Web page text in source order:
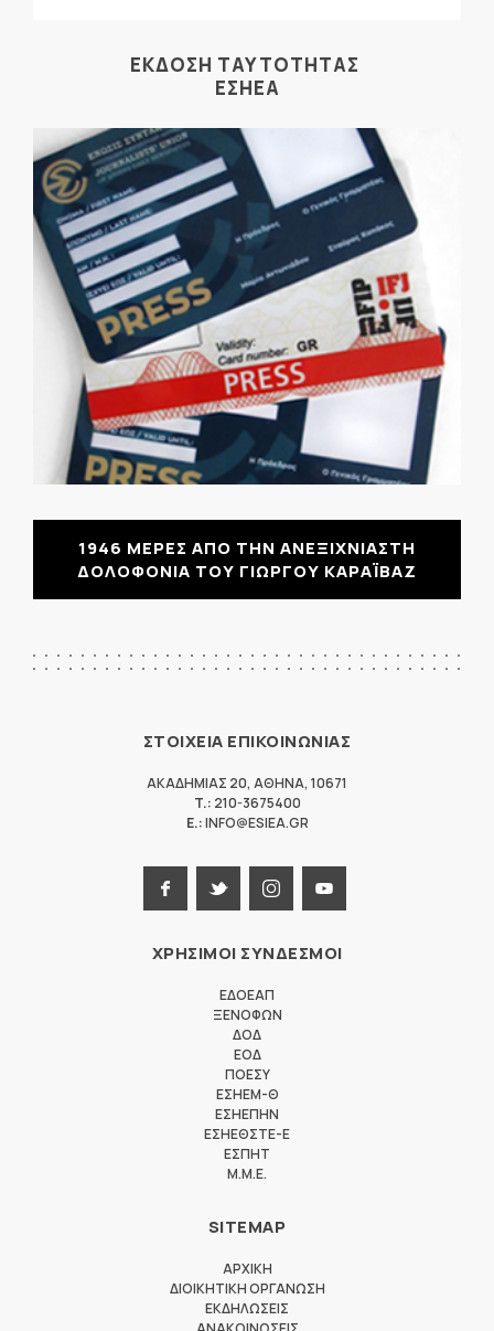
ΕΚΔΟΣΗ ΤΑΥΤΟΤΗΤΑΣ
ΕΣΗΕΑ
1946 ΜΕΡΕΣ ΑΠΟ ΤΗΝ ΑΝΕΞΙΧΝΙΑΣΤΗ
ΔΟΛΟΦΟΝΙΑ ΤΟΥ ΓΙΩΡΓΟΥ ΚΑΡΑΪΒΑΖ
ΣΤΟΙΧΕΙΑ ΕΠΙΚΟΙΝΩΝΙΑΣ
ΑΚΑΔΗΜΙΑΣ 20, ΑΘΗΝΑ, 10671
T.: 210-3675400
E.:INFO@ESIEA.GR
ΧΡΗΣΙΜΟΙ ΣΥΝΔΕΣΜΟΙ
ΕΔΟΕΑΠ
ΞΕΝΟΦΩΝ
ΔΟΔ
ΕΟΔ
ΠΟΕΣΥ
ΕΣΗΕΜ-Θ
ΕΣΗΕΠΗΝ
ΕΣΗΕΘΣΤΕ-Ε
ΕΣΠΗΤ
M.M.E.
SITEMAP
ΑΡΧΙΚΗ
ΔΙΟΙΚΗΤΙΚΗ ΟΡΓΑΝΩΣΗ
ΕΚΔΗΛΩΣΕΙΣ